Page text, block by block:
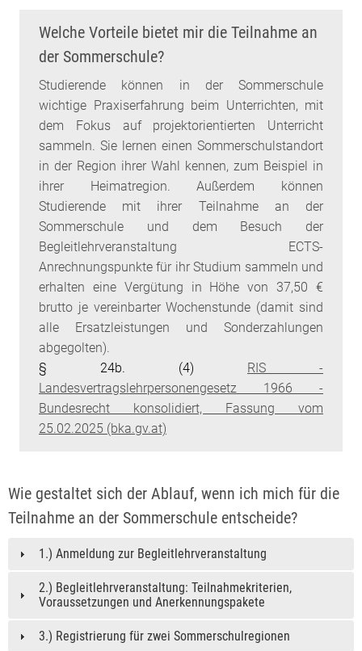
Welche Vorteile bietet mir die Teilnahme an
der Sommerschule?
Studierende können in der Sommerschule
wichtige Praxiserfahrung beim Unterrichten, mit
dem Fokus auf projektorientierten Unterricht
sammeln. Sie lernen einen Sommerschulstandort
in der Region ihrer Wahl kennen, zum Beispiel in
ihrer Heimatregion. Außerdem können
Studierende mit ihrer Teilnahme an der
Sommerschule und dem Besuch der
Begleitlehrveranstaltung ECTS-
Anrechnungspunkte für ihr Studium sammeln und
erhalten eine Vergütung in Höhe von 37,50 €
brutto je vereinbarter Wochenstunde (damit sind
alle Ersatzleistungen und Sonderzahlungen
abgegolten).
§ 24b. (4) RIS -
Landesvertragslehrpersonengesetz 1966 -
Bundesrecht konsolidiert, Fassung vom
25.02.2025 (bka.gv.at)
Wie gestaltet sich der Ablauf, wenn ich mich für die
Teilnahme an der Sommerschule entscheide?
1.) Anmeldung zur Begleitlehrveranstaltung
2.) Begleitlehrveranstaltung: Teilnahmekriterien,
Voraussetzungen und Anerkennungspakete
3.) Registrierung für zwei Sommerschulregionen